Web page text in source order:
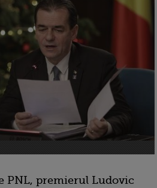
PNL, premierul Ludovic